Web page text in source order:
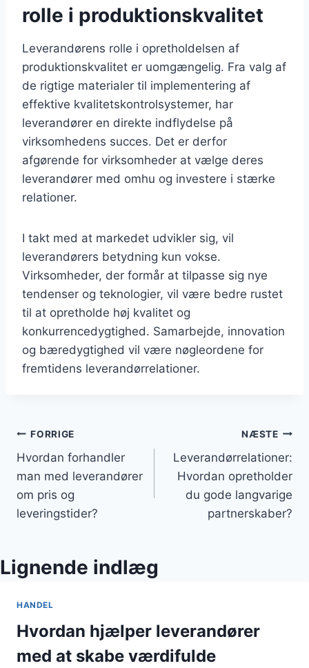
rolle i produktionskvalitet
Leverandørens rolle i opretholdelsen af
produktionskvalitet er uomgængelig. Fra valg af
de rigtige materialer til implementering af
effektive kvalitetskontrolsystemer, har
leverandører en direkte indflydelse på
virksomhedens succes. Det er derfor
afgørende for virksomheder at vælge deres
leverandører med omhu og investere i stærke
relationer.
I takt med at markedet udvikler sig, vil
leverandørers betydning kun vokse.
Virksomheder, der formår at tilpasse sig nye
tendenser og teknologier, vil være bedre rustet
til at opretholde høj kvalitet og
konkurrencedygtighed. Samarbejde, innovation
og bæredygtighed vil være nøgleordene for
fremtidens leverandørrelationer.
Indlægsnavigation
FORRIGE
Hvordan forhandler
man med leverandører
om pris og
leveringstider?
NÆSTE
Leverandørrelationer:
Hvordan opretholder
du gode langvarige
partnerskaber?
Lignende indlæg
HANDEL
Hvordan hjælper leverandører
med at skabe værdifulde